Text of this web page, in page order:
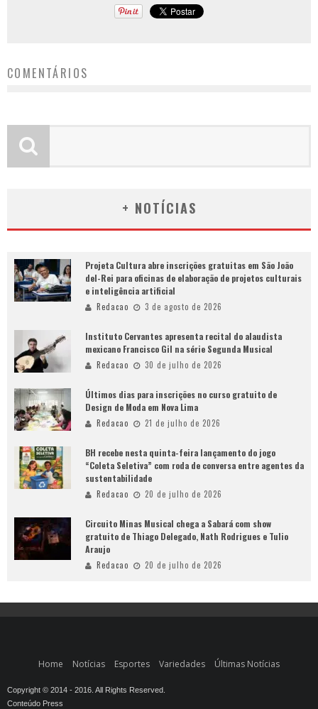
COMENTÁRIOS
+ NOTÍCIAS
Projeta Cultura abre inscrições gratuitas em São João
del-Rei para oficinas de elaboração de projetos culturais
e inteligência artificial
Redacao 3 de agosto de 2026
Instituto Cervantes apresenta recital do alaudista
mexicano Francisco Gil na série Segunda Musical
Redacao 30 de julho de 2026
Últimos dias para inscrições no curso gratuito de
Design de Moda em Nova Lima
Redacao 21 de julho de 2026
BH recebe nesta quinta-feira lançamento do jogo
“Coleta Seletiva” com roda de conversa entre agentes da
sustentabilidade
Redacao 20 de julho de 2026
Circuito Minas Musical chega a Sabará com show
gratuito de Thiago Delegado, Nath Rodrigues e Tulio
Araujo
Redacao 20 de julho de 2026
Home Notícias Esportes Variedades Últimas Notícias
Copyright © 2014 - 2016. All Rights Reserved.
Conteúdo Press